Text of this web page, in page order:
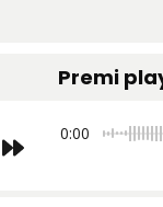
Premi
0:00